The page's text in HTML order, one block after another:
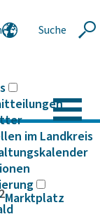
Suche
im Landkreis
Marktplatz